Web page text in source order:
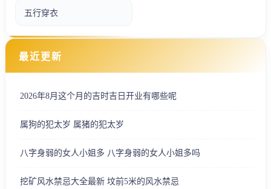
五行穿衣
最近更新
2026年8月这个月的吉时吉日开业有哪些呢
属狗的犯太岁 属猪的犯太岁
八字身弱的女人小姐多 八字身弱的女人小姐多吗
挖矿风水禁忌大全最新 坟前5米的风水禁忌